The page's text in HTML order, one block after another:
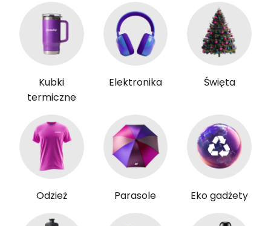
Kubki
termiczne
Elektronika Święta
Odzież Parasole Eko gadżety